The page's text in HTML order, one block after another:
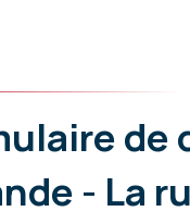
de
- La